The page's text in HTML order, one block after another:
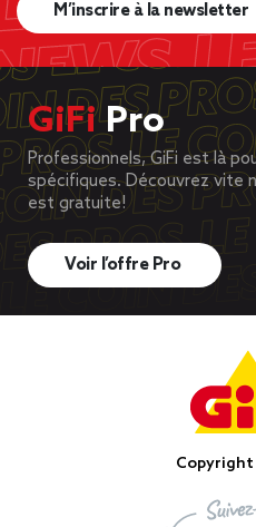
M’inscrire à la newsletter
GiFiPro
Professionnels, GiFi est là
spécifiques. Découvrez vite
est gratuite!
Voir l’offre Pro
Copyright